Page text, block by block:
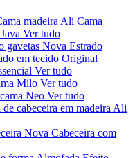
madeira Ali Cama
Ver tudo
gavetas Nova Estrado
em tecido Original
Ver tudo
Milo Ver tudo
Neo Ver tudo
de cabeceira em madeira Ali
Nova Cabeceira com